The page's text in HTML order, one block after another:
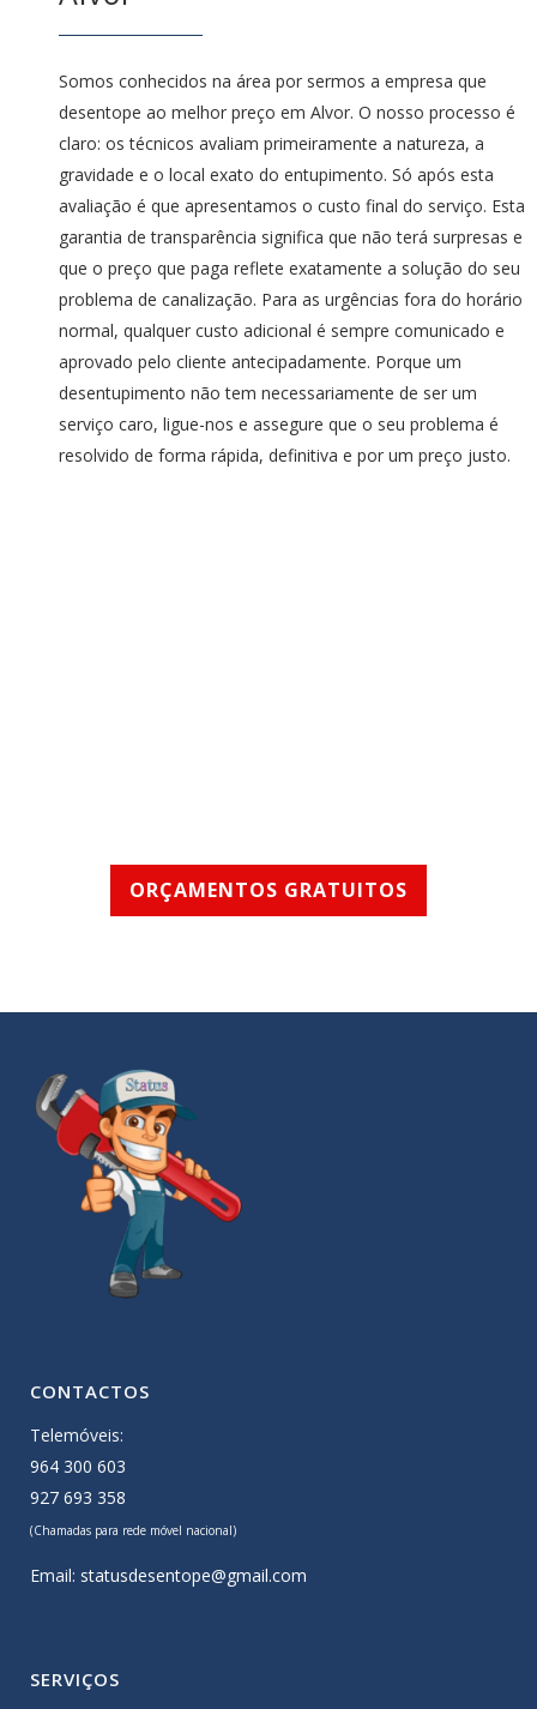
Somos conhecidos na área por sermos a empresa que
desentope ao melhor preço em Alvor. O nosso processo é
claro: os técnicos avaliam primeiramente a natureza, a
gravidade e o local exato do entupimento. Só após esta
avaliação é que apresentamos o custo final do serviço. Esta
garantia de transparência significa que não terá surpresas e
que o preço que paga reflete exatamente a solução do seu
problema de canalização. Para as urgências fora do horário
normal, qualquer custo adicional é sempre comunicado e
aprovado pelo cliente antecipadamente. Porque um
desentupimento não tem necessariamente de ser um
serviço caro, ligue-nos e assegure que o seu problema é
resolvido de forma rápida, definitiva e por um preço justo.
ORÇAMENTOS GRATUITOS
CONTACTOS
Telemóveis:
964 300 603
927 693 358
(Chamadas para rede móvel nacional)
Email: statusdesentope@gmail.com
SERVIÇOS